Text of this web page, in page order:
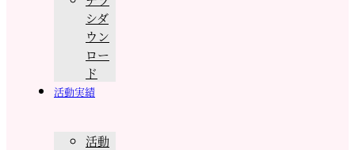
シダ
ウン
ロー
ド
活動実績
活動